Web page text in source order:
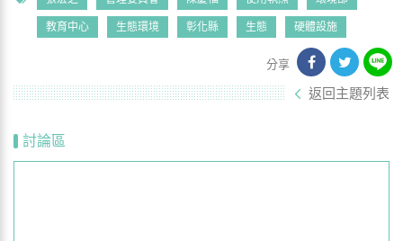
教育中心 生態環境 彰化縣 生態 硬體設施
分享
返回主題列表
討論區